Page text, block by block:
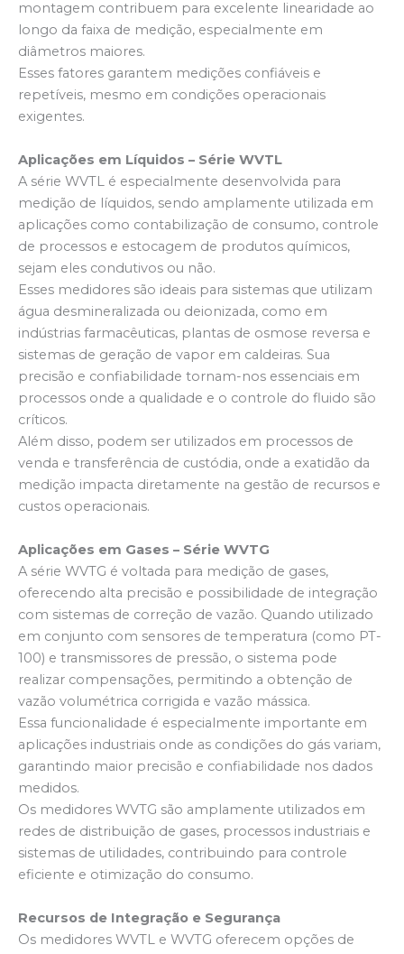
montagem contribuem para excelente linearidade ao
longo da faixa de medição, especialmente em
diâmetros maiores.
Esses fatores garantem medições confiáveis e
repetíveis, mesmo em condições operacionais
exigentes.
Aplicações em Líquidos – Série WVTL
A série WVTL é especialmente desenvolvida para
medição de líquidos, sendo amplamente utilizada em
aplicações como contabilização de consumo, controle
de processos e estocagem de produtos químicos,
sejam eles condutivos ou não.
Esses medidores são ideais para sistemas que utilizam
água desmineralizada ou deionizada, como em
indústrias farmacêuticas, plantas de osmose reversa e
sistemas de geração de vapor em caldeiras. Sua
precisão e confiabilidade tornam-nos essenciais em
processos onde a qualidade e o controle do fluido são
críticos.
Além disso, podem ser utilizados em processos de
venda e transferência de custódia, onde a exatidão da
medição impacta diretamente na gestão de recursos e
custos operacionais.
Aplicações em Gases – Série WVTG
A série WVTG é voltada para medição de gases,
oferecendo alta precisão e possibilidade de integração
com sistemas de correção de vazão. Quando utilizado
em conjunto com sensores de temperatura (como PT-
100) e transmissores de pressão, o sistema pode
realizar compensações, permitindo a obtenção de
vazão volumétrica corrigida e vazão mássica.
Essa funcionalidade é especialmente importante em
aplicações industriais onde as condições do gás variam,
garantindo maior precisão e confiabilidade nos dados
medidos.
Os medidores WVTG são amplamente utilizados em
redes de distribuição de gases, processos industriais e
sistemas de utilidades, contribuindo para controle
eficiente e otimização do consumo.
Recursos de Integração e Segurança
Os medidores WVTL e WVTG oferecem opções de